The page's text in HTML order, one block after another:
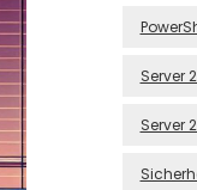
Server
Server